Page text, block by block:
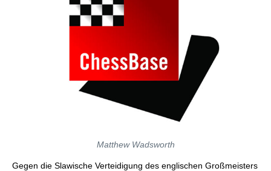
Matthew Wadsworth
Gegen die Slawische Verteidigung des englischen Großmeisters